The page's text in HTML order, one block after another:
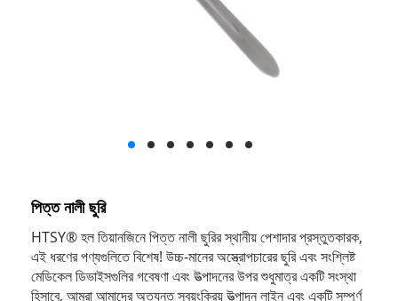
পিত্ত নালী ছুরি
HTSY® হল তিয়ানজিনে পিত্ত নালী ছুরির স্থানীয় পেশাদার প্রস্তুতকারক,
এই ধরণের পণ্যগুলিতে বিশেষ! উচ্চ-মানের অস্ত্রোপচারের ছুরি এবং সংশ্লিষ্ট
মেডিকেল ডিভাইসগুলির গবেষণা এবং উত্পাদনের উপর শুধুমাত্র একটি সংস্থা
হিসাবে, আমরা আমাদের অত্যন্ত স্বয়ংক্রিয় উত্পাদন লাইন এবং একটি সম্পূর্ণ